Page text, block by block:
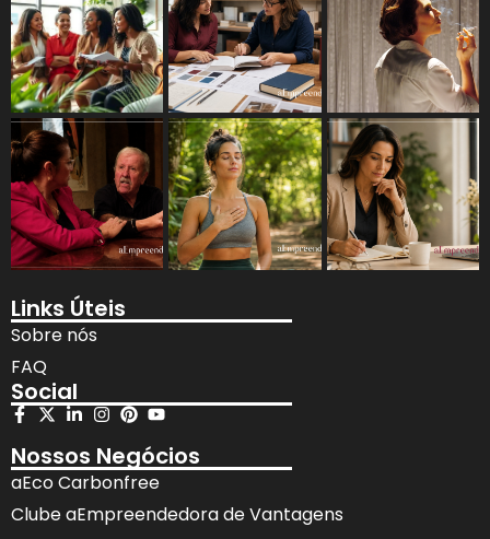
Links Úteis
Sobre nós
FAQ
Social
Nossos Negócios
aEco Carbonfree
Clube aEmpreendedora de Vantagens